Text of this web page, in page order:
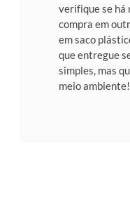
verifique se há
compra em
em saco
que entregue
simples, mas
meio ambiente!